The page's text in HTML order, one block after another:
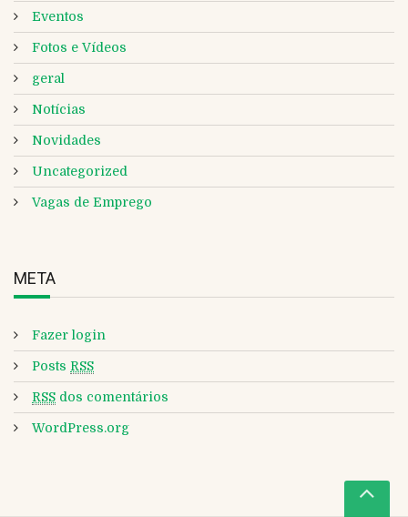
Eventos
Fotos e Vídeos
geral
Notícias
Novidades
Uncategorized
Vagas de Emprego
META
Fazer login
Posts RSS
RSS dos comentários
WordPress.org